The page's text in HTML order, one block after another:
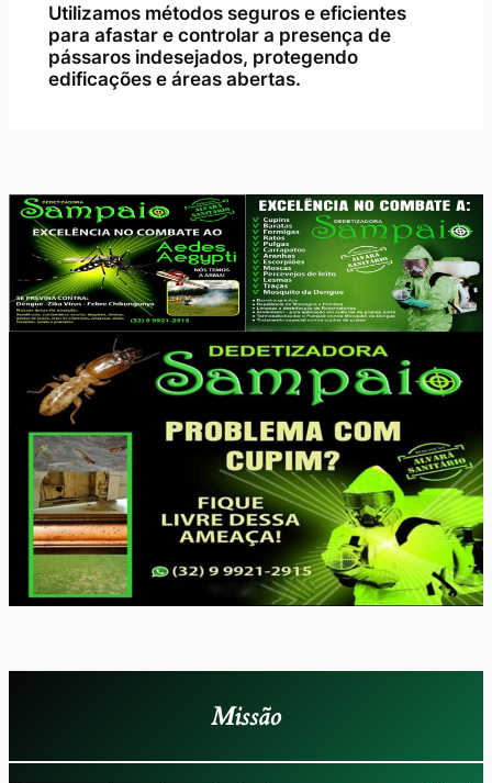
Utilizamos métodos seguros e eficientes
para afastar e controlar a presença de
pássaros indesejados, protegendo
edificações e áreas abertas.
Missão